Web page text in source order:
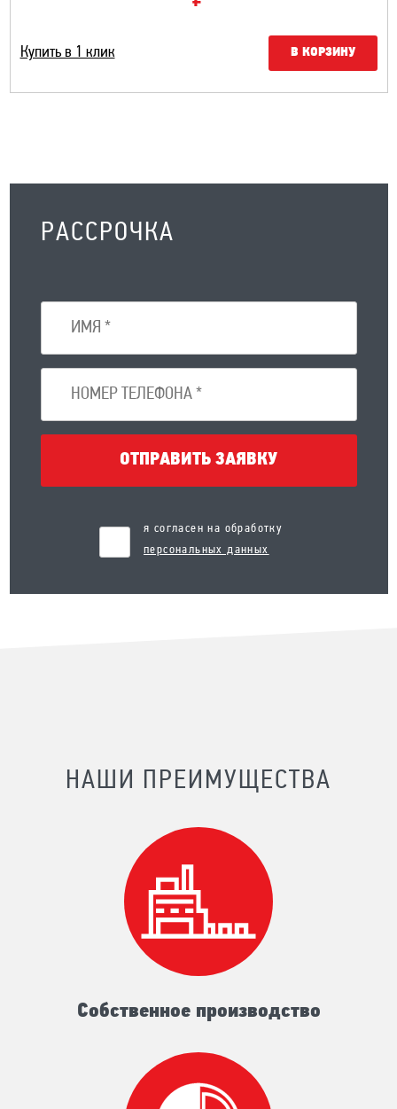
Купить в 1 клик В КОРЗИНУ
РАССРОЧКА
ОТПРАВИТЬ ЗАЯВКУ
я согласен на обработку
персональных данных
НАШИ ПРЕИМУЩЕСТВА
Собственное производство